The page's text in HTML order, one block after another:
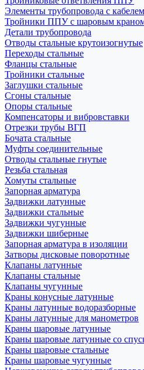
Элементы трубопровода с
Тройники ППУ с шаровым
Детали трубопровода
Отводы стальные крутоизогнутые
Переходы стальные
Фланцы стальные
Тройники стальные
Заглушки стальные
Сгоны стальные
Опоры стальные
Компенсаторы и вибровставки
Отрезки трубы ВГП
Бочата стальные
Муфты соединительные
Отводы стальные гнутые
Резьба стальная
Хомуты стальные
Запорная арматура
Задвижки латунные
Задвижки стальные
Задвижки чугунные
Задвижки шиберные
Запорная арматура в изоляции
Затворы дисковые поворотные
Клапаны латунные
Клапаны стальные
Клапаны чугунные
Краны конусные латунные
Краны латунные водоразборные
Краны латунные для манометров
Краны шаровые латунные
Краны шаровые латунные со
Краны шаровые стальные
Краны шаровые чугунные